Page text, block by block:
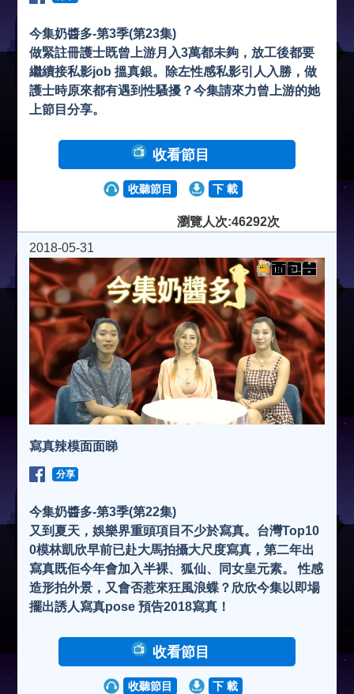
今集奶醬多-第3季(第23集)
做緊註冊護士既曾上游月入3萬都未夠，放工後都要
繼續接私影job 搵真銀。除左性感私影引人入勝，做
護士時原來都有遇到性騷擾？今集請來力曾上游的她
上節目分享。
收看節目
收聽節目 下 載
瀏覽人次:46292次
2018-05-31
寫真辣模面面睇
分享
今集奶醬多-第3季(第22集)
又到夏天，娛樂界重頭項目不少於寫真。台灣Top10
0模林凱欣早前已赴大馬拍攝大尺度寫真，第二年出
寫真既佢今年會加入半裸、狐仙、同女皇元素。 性感
造形拍外景，又會否惹來狂風浪蝶？欣欣今集以即場
擺出誘人寫真pose 預告2018寫真！
收看節目
收聽節目 下 載